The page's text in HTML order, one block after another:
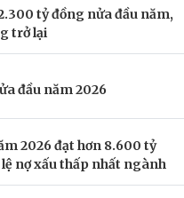
tỷ đồng nửa đầu năm,
trở lại
đầu năm 2026
2026 đạt hơn 8.600 tỷ
nợ xấu thấp nhất ngành